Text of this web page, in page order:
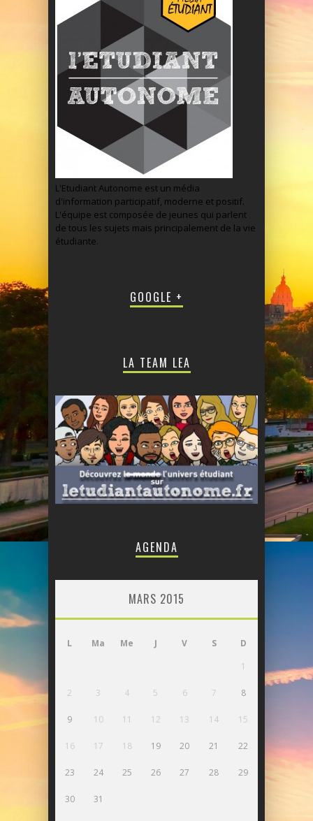
L'Etudiant Autonome est un média
d'information participatif, moderne et positif.
L'équipe est composée de jeunes qui parlent
de tous les sujets mais principalement de la vie
étudiante.
GOOGLE +
LA TEAM LEA
AGENDA
MARS 2015
L Ma Me J V S D
1
2 3 4 5 6 7 8
9 10 11 12 13 14 15
16 17 18 19 20 21 22
23 24 25 26 27 28 29
30 31